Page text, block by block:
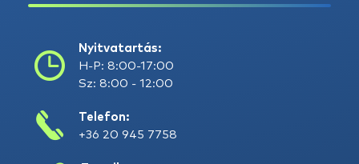
Nyitvatartás:
H-P: 8:00-17:00
Sz: 8:00 - 12:00
Telefon:
+36 20 945 7758